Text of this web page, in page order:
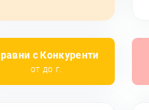
с Конкуренти
от до г.